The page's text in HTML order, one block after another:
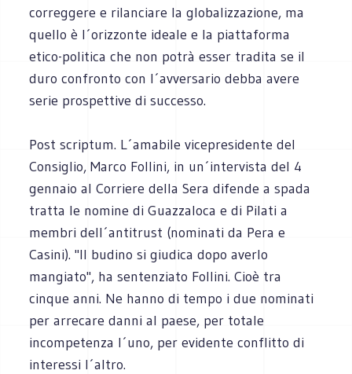
correggere e rilanciare la globalizzazione, ma
quello è l´orizzonte ideale e la piattaforma
etico-politica che non potrà esser tradita se il
duro confronto con l´avversario debba avere
serie prospettive di successo.
Post scriptum. L´amabile vicepresidente del
Consiglio, Marco Follini, in un´intervista del 4
gennaio al Corriere della Sera difende a spada
tratta le nomine di Guazzaloca e di Pilati a
membri dell´antitrust (nominati da Pera e
Casini). "Il budino si giudica dopo averlo
mangiato", ha sentenziato Follini. Cioè tra
cinque anni. Ne hanno di tempo i due nominati
per arrecare danni al paese, per totale
incompetenza l´uno, per evidente conflitto di
interessi l´altro.